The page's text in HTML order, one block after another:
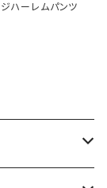
ハーレムパンツ